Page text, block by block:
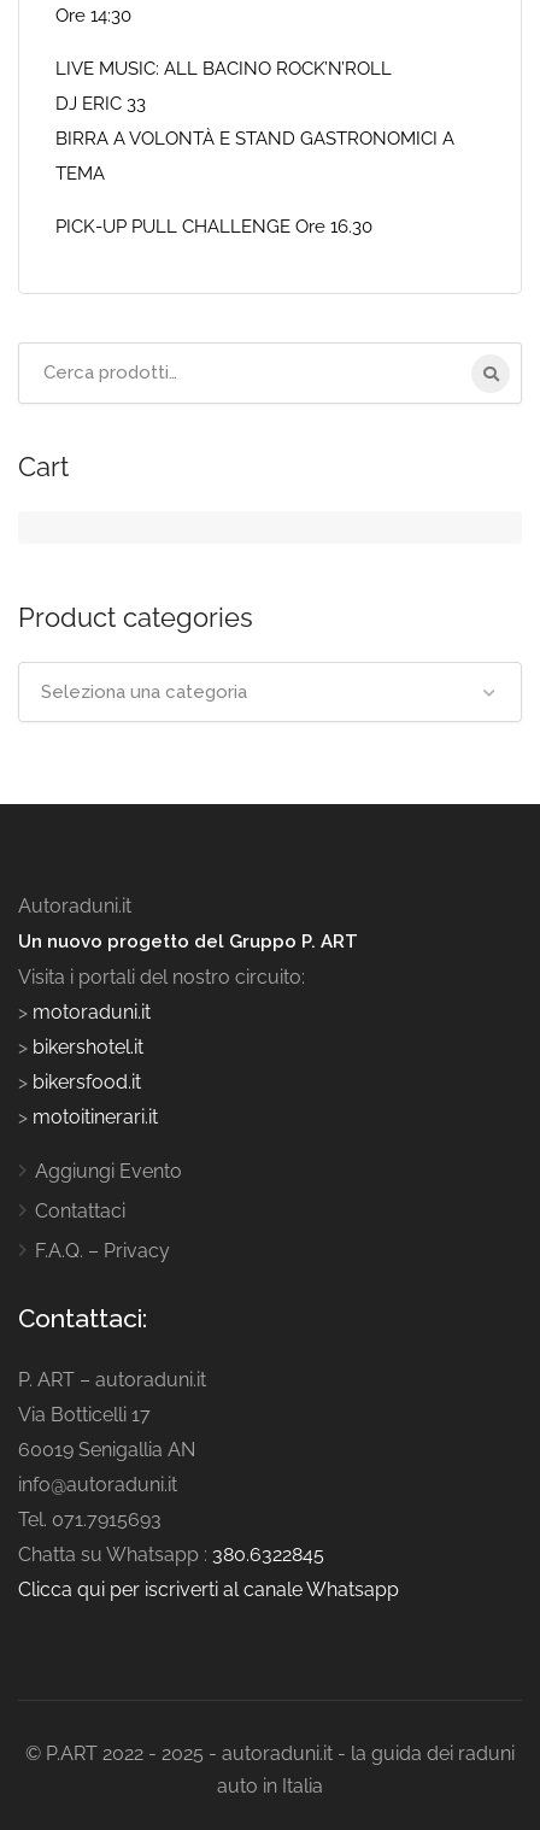
Ore 14:30
LIVE MUSIC: ALL BACINO ROCK’N’ROLL
DJ ERIC 33
BIRRA A VOLONTÀ E STAND GASTRONOMICI A
TEMA
PICK-UP PULL CHALLENGE Ore 16.30
Cart
Product categories
Seleziona una categoria
Autoraduni.it
Un nuovo progetto del Gruppo P. ART
Visita i portali del nostro circuito:
> motoraduni.it
> bikershotel.it
> bikersfood.it
> motoitinerari.it
Aggiungi Evento
Contattaci
F.A.Q. – Privacy
Contattaci:
P. ART – autoraduni.it
Via Botticelli 17
60019 Senigallia AN
info@autoraduni.it
Tel. 071.7915693
Chatta su Whatsapp : 380.6322845
Clicca qui per iscriverti al canale Whatsapp
© P.ART 2022 - 2025 - autoraduni.it - la guida dei raduni
auto in Italia